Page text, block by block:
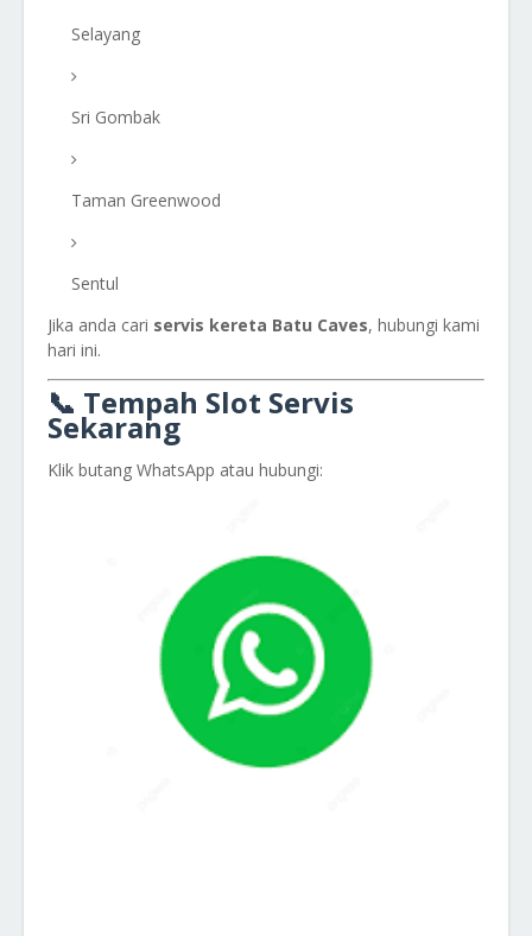
Selayang
Sri Gombak
Taman Greenwood
Sentul
Jika anda cari servis kereta Batu Caves, hubungi kami
hari ini.
📞 Tempah Slot Servis
Sekarang
Klik butang WhatsApp atau hubungi: